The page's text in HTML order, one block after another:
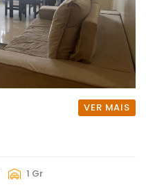
VER MAIS
1 Gr